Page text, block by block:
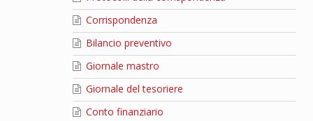
Corrispondenza
Bilancio preventivo
Giornale mastro
Giornale del tesoriere
Conto finanziario